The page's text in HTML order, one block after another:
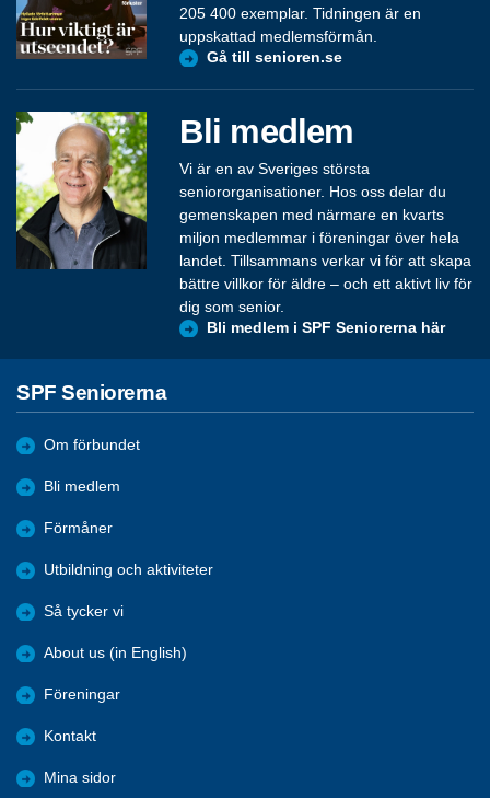
205 400 exemplar. Tidningen är en
uppskattad medlemsförmån.
Gå till senioren.se
Bli medlem
Vi är en av Sveriges största
seniororganisationer. Hos oss delar du
gemenskapen med närmare en kvarts
miljon medlemmar i föreningar över hela
landet. Tillsammans verkar vi för att skapa
bättre villkor för äldre – och ett aktivt liv för
dig som senior.
Bli medlem i SPF Seniorerna här
SPF Seniorerna
Om förbundet
Bli medlem
Förmåner
Utbildning och aktiviteter
Så tycker vi
About us (in English)
Föreningar
Kontakt
Mina sidor